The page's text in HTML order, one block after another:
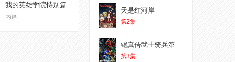
我的英雄学院特别篇
内详
天是红河岸
第2集
铠真传武士骑兵第
第3集